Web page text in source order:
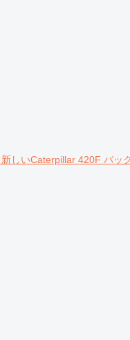
新しいCaterpillar 420F バッ